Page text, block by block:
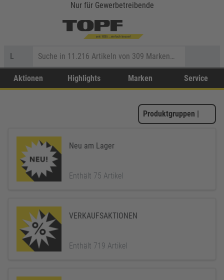
Nur für Gewerbetreibende
L
Aktionen Highlights Marken Service
Produktgruppen |
Neu am Lager
Enthält 75 Artikel
VERKAUFSAKTIONEN
Enthält 719 Artikel